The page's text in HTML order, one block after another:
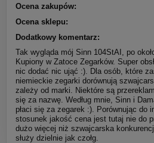
Ocena zakupów:
Ocena sklepu:
Dodatkowy komentarz:
Tak wygląda mój Sinn 104StAI, po
Kupiony w Zatoce Zegarków. Super
nic dodać nic ująć :). Dla osób, które
niemieckie zegarki dorównują
zależy od marki. Niektóre są
się za nazwę. Według mnie, Sinn i
płaci się za zegarek :). Porównując do
stosunek jakość cena jest tutaj nie do
dużo więcej niż szwajcarska
służy dzielnie jak czołg.